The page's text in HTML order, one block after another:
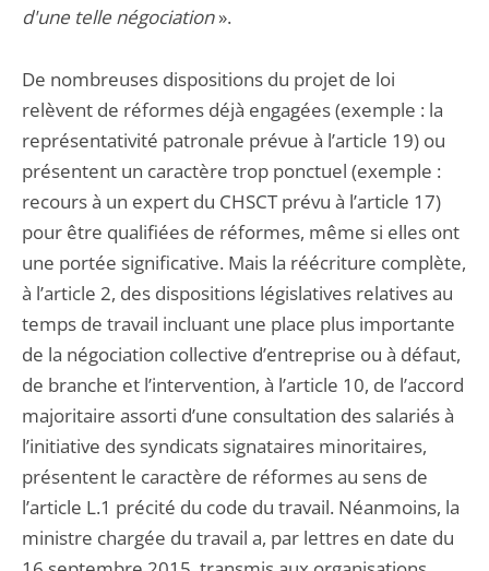
d'une telle négociation».
De nombreuses dispositions du projet de loi
relèvent de réformes déjà engagées (exemple : la
représentativité patronale prévue à l’article 19) ou
présentent un caractère trop ponctuel (exemple :
recours à un expert du CHSCT prévu à l’article 17)
pour être qualifiées de réformes, même si elles ont
une portée significative. Mais la réécriture complète,
à l’article 2, des dispositions législatives relatives au
temps de travail incluant une place plus importante
de la négociation collective d’entreprise ou à défaut,
de branche et l’intervention, à l’article 10, de l’accord
majoritaire assorti d’une consultation des salariés à
l’initiative des syndicats signataires minoritaires,
présentent le caractère de réformes au sens de
l’article L.1 précité du code du travail. Néanmoins, la
ministre chargée du travail a, par lettres en date du